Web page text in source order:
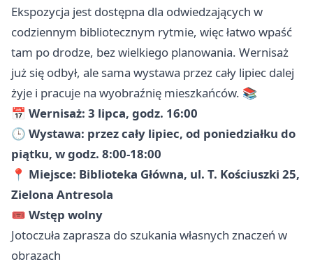
Ekspozycja jest dostępna dla odwiedzających w
codziennym bibliotecznym rytmie, więc łatwo wpaść
tam po drodze, bez wielkiego planowania. Wernisaż
już się odbył, ale sama wystawa przez cały lipiec dalej
żyje i pracuje na wyobraźnię mieszkańców. 📚
📅 Wernisaż: 3 lipca, godz. 16:00
🕒 Wystawa: przez cały lipiec, od poniedziałku do
piątku, w godz. 8:00-18:00
📍 Miejsce: Biblioteka Główna, ul. T. Kościuszki 25,
Zielona Antresola
🎟️ Wstęp wolny
Jotoczuła zaprasza do szukania własnych znaczeń w
obrazach